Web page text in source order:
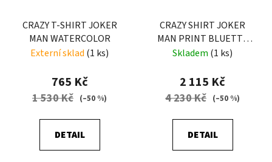
CRAZY T-SHIRT JOKER
MAN WATERCOLOR
Externí sklad (1 ks)
765 Kč
1 530 Kč (–50 %)
DETAIL
CRAZY SHIRT JOKER
MAN PRINT BLUETTE
SCOTTISH
Skladem (1 ks)
2 115 Kč
4 230 Kč (–50 %)
DETAIL